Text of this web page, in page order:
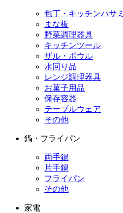
包丁・キッチンハサミ
まな板
野菜調理器具
キッチンツール
ザル・ボウル
水回り品
レンジ調理器具
お菓子用品
保存容器
テーブルウェア
その他
鍋・フライパン
両手鍋
片手鍋
フライパン
その他
家電